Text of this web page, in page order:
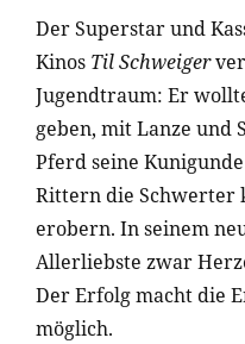
Der Superstar und
Kinos Til Schweiger
Jugendtraum: Er
geben, mit Lanze und
Pferd seine
Rittern die Schwerter
erobern. In seinem
Allerliebste zwar
Der Erfolg macht die
möglich.